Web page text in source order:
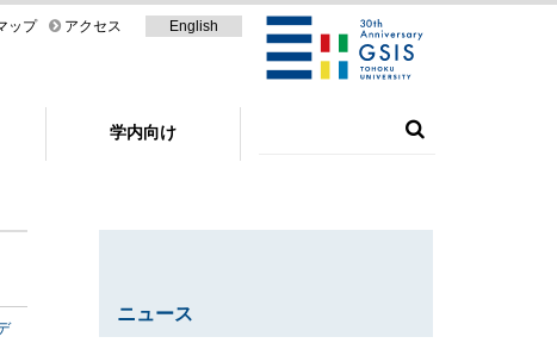
ップ アクセス English
学内向け
ニュース